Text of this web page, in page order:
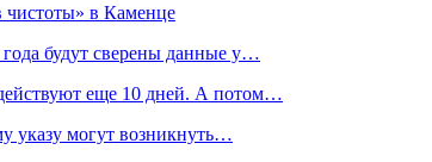
в Каменце
будут сверены данные у…
еще 10 дней. А потом…
могут возникнуть…